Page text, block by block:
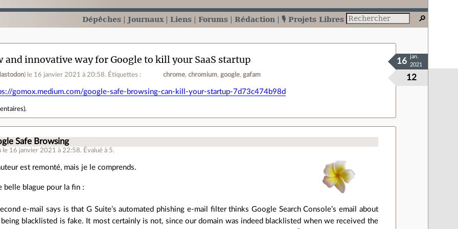
Dépêches Journaux Liens Forums Rédaction 🎙️ Projets Libres
and innovative way for Google to kill your SaaS startup
) le 16 janvier 2021 à 20:58. Étiquettes : chrome chromium google gafam 12
16
jan.
2021
gomox.medium.com/google-safe-browsing-can-kill-your-startup-7d73c474b98d
).
Safe Browsing
le 16 janvier 2021 à 22:58. Évalué à 5.
est remonté, mais je le comprends.
belle blague pour la fin :
e-mail says is that G Suite’s automated phishing e-mail filter thinks Google Search Console’s email about
blacklisted is fake. It most certainly is not, since our domain was indeed blacklisted when we received the